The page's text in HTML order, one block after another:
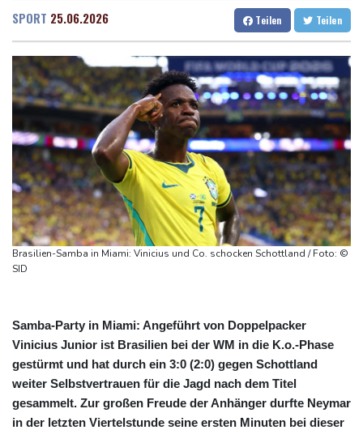
Dresden
Wien
35 °C
Baden-Baden
21 °C
"politische Verfolgung" vor
Iran-Krieg: Berichte über US-Munitionsknappheit - Pakistan will
neue Gespräche
Fund von Sprengstoffdrohne sorgt für Debatte über
Luftsicherheit
Für zwei Jahre: Salah-Wechsel zu Trabzonspor perfekt
Niedrigwasser: Bilger erwägt Aufhebung von Sonn- und
Feiertagsfahrverbot für Lkw
Kritik von Naturschützern: Kreuzfahrtbranche weiter auf "fossilem
Kurs"
Knöchelbruch: Lamparter muss nach Sturz operiert werden
SPORT 25.06.2026 Teilen Teilen
Brasilien-Samba in Miami: Vinicius und Co. schocken Schottland / Foto: ©
SID
Samba-Party in Miami: Angeführt von Doppelpacker
Vinicius Junior ist Brasilien bei der WM in die K.o.-Phase
gestürmt und hat durch ein 3:0 (2:0) gegen Schottland
weiter Selbstvertrauen für die Jagd nach dem Titel
gesammelt. Zur großen Freude der Anhänger durfte Neymar
in der letzten Viertelstunde seine ersten Minuten bei dieser